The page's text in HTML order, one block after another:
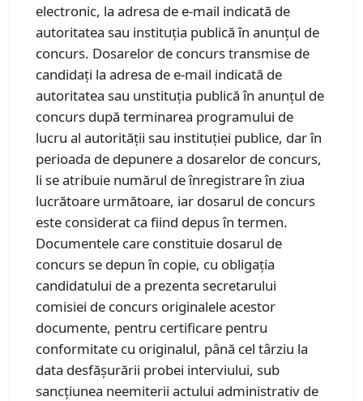
electronic, la adresa de e-mail indicată de
autoritatea sau instituția publică în anunțul de
concurs. Dosarelor de concurs transmise de
candidați la adresa de e-mail indicată de
autoritatea sau unstituția publică în anunțul de
concurs după terminarea programului de
lucru al autorității sau instituției publice, dar în
perioada de depunere a dosarelor de concurs,
li se atribuie numărul de înregistrare în ziua
lucrătoare următoare, iar dosarul de concurs
este considerat ca fiind depus în termen.
Documentele care constituie dosarul de
concurs se depun în copie, cu obligația
candidatului de a prezenta secretarului
comisiei de concurs originalele acestor
documente, pentru certificare pentru
conformitate cu originalul, până cel târziu la
data desfășurării probei interviului, sub
sancțiunea neemiterii actului administrativ de